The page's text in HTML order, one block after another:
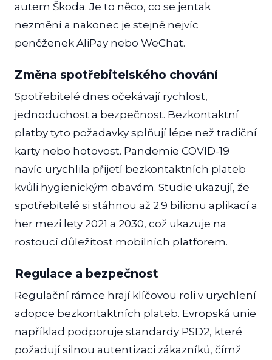
autem Škoda. Je to něco, co se jentak
nezmění a nakonec je stejně nejvíc
peněženek AliPay nebo WeChat.
Změna spotřebitelského chování
Spotřebitelé dnes očekávají rychlost,
jednoduchost a bezpečnost. Bezkontaktní
platby tyto požadavky splňují lépe než tradiční
karty nebo hotovost. Pandemie COVID-19
navíc urychlila přijetí bezkontaktních plateb
kvůli hygienickým obavám. Studie ukazují, že
spotřebitelé si stáhnou až 2.9 bilionu aplikací a
her mezi lety 2021 a 2030, což ukazuje na
rostoucí důležitost mobilních platforem.
Regulace a bezpečnost
Regulační rámce hrají klíčovou roli v urychlení
adopce bezkontaktních plateb. Evropská unie
například podporuje standardy PSD2, které
požadují silnou autentizaci zákazníků, čímž